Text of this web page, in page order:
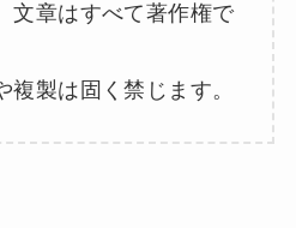
文章はすべて著作権で
複製は固く禁じます。